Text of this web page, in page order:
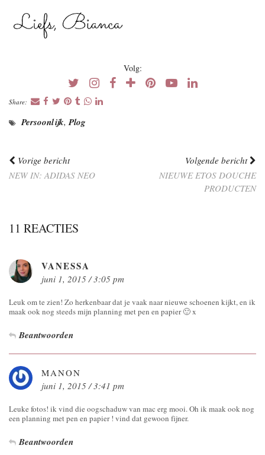
Volg:
Share:
Persoonlijk, Plog
Vorige bericht
NEW IN: ADIDAS NEO
Volgende bericht
NIEUWE ETOS DOUCHE
PRODUCTEN
11 REACTIES
VANESSA
juni 1, 2015 / 3:05 pm
Leuk om te zien! Zo herkenbaar dat je vaak naar nieuwe schoenen kijkt, en ik
maak ook nog steeds mijn planning met pen en papier 🙂 x
Beantwoorden
MANON
juni 1, 2015 / 3:41 pm
Leuke fotos! ik vind die oogschaduw van mac erg mooi. Oh ik maak ook nog
een planning met pen en papier ! vind dat gewoon fijner.
Beantwoorden